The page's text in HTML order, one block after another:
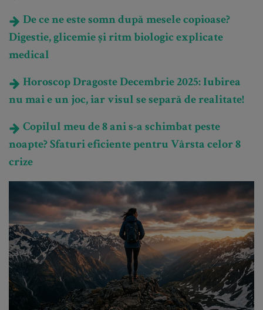
De ce ne este somn după mesele copioase?
Digestie, glicemie și ritm biologic explicate
medical
Horoscop Dragoste Decembrie 2025: Iubirea
nu mai e un joc, iar visul se separă de realitate!
Copilul meu de 8 ani s-a schimbat peste
noapte? Sfaturi eficiente pentru Vârsta celor 8
crize